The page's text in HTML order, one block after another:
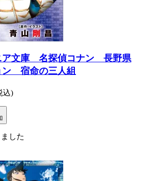
ア文庫 名探偵コナン 長野県
ン 宿命の三人組
込)
した